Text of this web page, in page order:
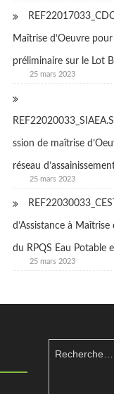
Maîtrise d’Oeuvre
préliminaire sur le Lot
25 mars 2023
ssion de maîtrise
réseau
25 mars 2023
d’Assistance à
du RPQS Eau Potable
25 mars 2023